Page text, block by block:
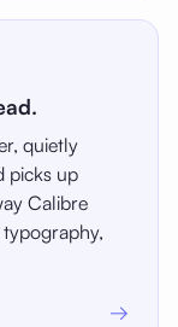
quietly
picks up
Calibre
→